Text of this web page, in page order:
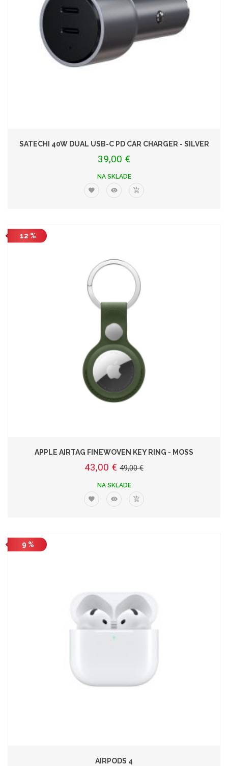
SATECHI 40W DUAL USB-C PD CAR CHARGER - SILVER
39,00 €
NA SKLADE
12 %
APPLE AIRTAG FINEWOVEN KEY RING - MOSS
43,00 € 49,00 €
NA SKLADE
9 %
AIRPODS 4